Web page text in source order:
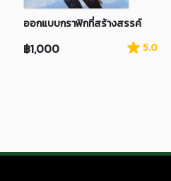
ออกแบบกราฟิกที่สร้างสรรค์
฿1,000 5.0